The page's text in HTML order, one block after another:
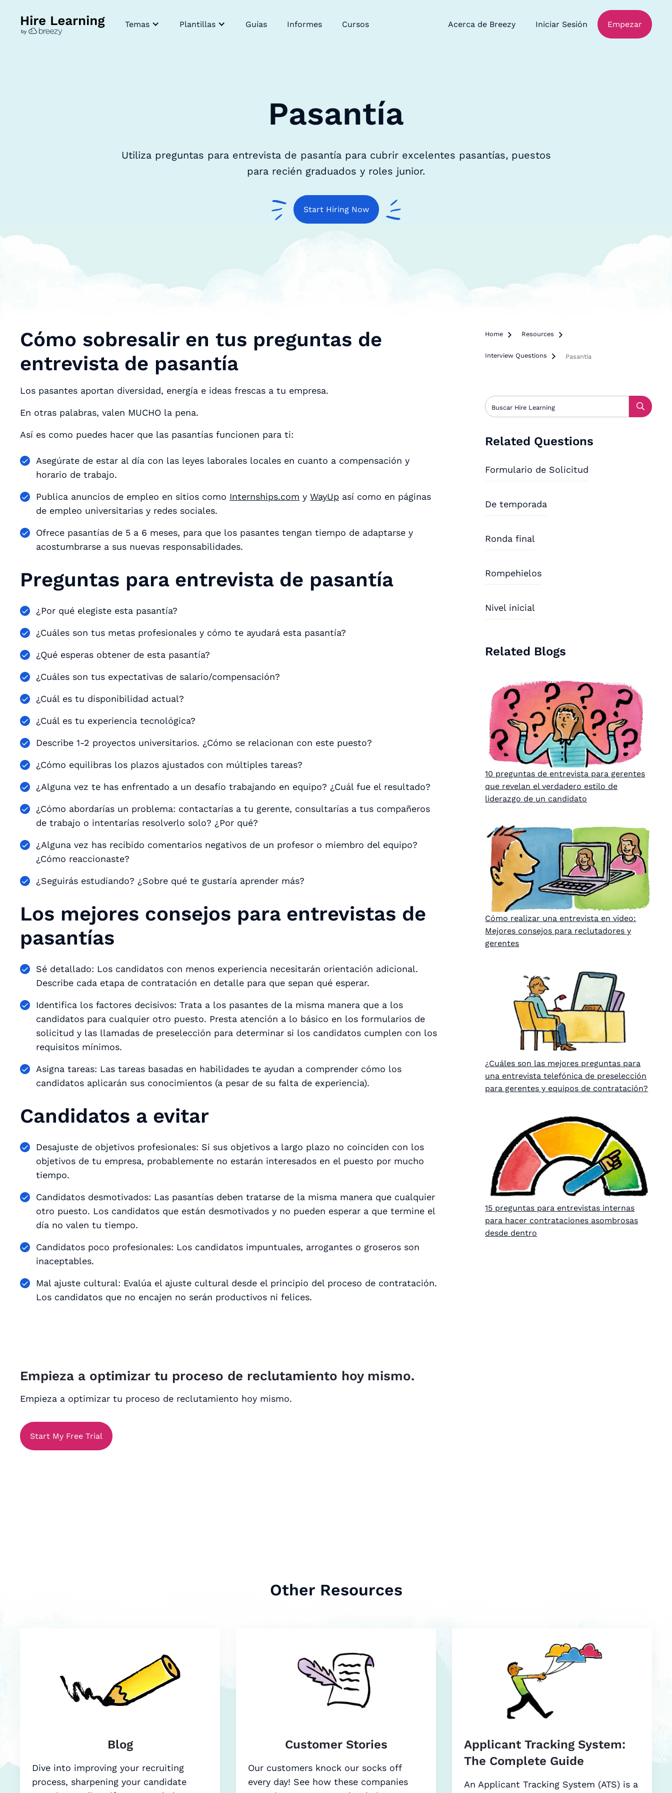
Temas Plantillas Guías Informes Cursos Acerca de Breezy Iniciar Sesión Empezar
Pasantía
Utiliza preguntas para entrevista de pasantía para cubrir excelentes pasantías, puestos
para recién graduados y roles junior.
Start Hiring Now
Cómo sobresalir en tus preguntas de
entrevista de pasantía
Los pasantes aportan diversidad, energía e ideas frescas a tu empresa.
En otras palabras, valen MUCHO la pena.
Así es como puedes hacer que las pasantías funcionen para ti:
Asegúrate de estar al día con las leyes laborales locales en cuanto a compensación y
horario de trabajo.
Publica anuncios de empleo en sitios como Internships.com y WayUp así como en páginas
de empleo universitarias y redes sociales.
Ofrece pasantías de 5 a 6 meses, para que los pasantes tengan tiempo de adaptarse y
acostumbrarse a sus nuevas responsabilidades.
Preguntas para entrevista de pasantía
¿Por qué elegiste esta pasantía?
¿Cuáles son tus metas profesionales y cómo te ayudará esta pasantía?
¿Qué esperas obtener de esta pasantía?
¿Cuáles son tus expectativas de salario/compensación?
¿Cuál es tu disponibilidad actual?
¿Cuál es tu experiencia tecnológica?
Describe 1-2 proyectos universitarios. ¿Cómo se relacionan con este puesto?
¿Cómo equilibras los plazos ajustados con múltiples tareas?
¿Alguna vez te has enfrentado a un desafío trabajando en equipo? ¿Cuál fue el resultado?
¿Cómo abordarías un problema: contactarías a tu gerente, consultarías a tus compañeros
de trabajo o intentarías resolverlo solo? ¿Por qué?
¿Alguna vez has recibido comentarios negativos de un profesor o miembro del equipo?
¿Cómo reaccionaste?
¿Seguirás estudiando? ¿Sobre qué te gustaría aprender más?
Los mejores consejos para entrevistas de
pasantías
Sé detallado: Los candidatos con menos experiencia necesitarán orientación adicional.
Describe cada etapa de contratación en detalle para que sepan qué esperar.
Identifica los factores decisivos: Trata a los pasantes de la misma manera que a los
candidatos para cualquier otro puesto. Presta atención a lo básico en los formularios de
solicitud y las llamadas de preselección para determinar si los candidatos cumplen con los
requisitos mínimos.
Asigna tareas: Las tareas basadas en habilidades te ayudan a comprender cómo los
candidatos aplicarán sus conocimientos (a pesar de su falta de experiencia).
Candidatos a evitar
Desajuste de objetivos profesionales: Si sus objetivos a largo plazo no coinciden con los
objetivos de tu empresa, probablemente no estarán interesados en el puesto por mucho
tiempo.
Candidatos desmotivados: Las pasantías deben tratarse de la misma manera que cualquier
otro puesto. Los candidatos que están desmotivados y no pueden esperar a que termine el
día no valen tu tiempo.
Candidatos poco profesionales: Los candidatos impuntuales, arrogantes o groseros son
inaceptables.
Mal ajuste cultural: Evalúa el ajuste cultural desde el principio del proceso de contratación.
Los candidatos que no encajen no serán productivos ni felices.
Home  Resources 
Interview Questions  Pasantía
Related Questions
Formulario de Solicitud
De temporada
Ronda final
Rompehielos
Nivel inicial
Related Blogs
10 preguntas de entrevista para gerentes
que revelan el verdadero estilo de
liderazgo de un candidato
Cómo realizar una entrevista en video:
Mejores consejos para reclutadores y
gerentes
¿Cuáles son las mejores preguntas para
una entrevista telefónica de preselección
para gerentes y equipos de contratación?
15 preguntas para entrevistas internas
para hacer contrataciones asombrosas
desde dentro
Empieza a optimizar tu proceso de reclutamiento hoy mismo.
Empieza a optimizar tu proceso de reclutamiento hoy mismo.
Start My Free Trial
Other Resources
Blog
Dive into improving your recruiting
process, sharpening your candidate
Customer Stories
Our customers knock our socks off
every day! See how these companies
Applicant Tracking System:
The Complete Guide
An Applicant Tracking System (ATS) is a